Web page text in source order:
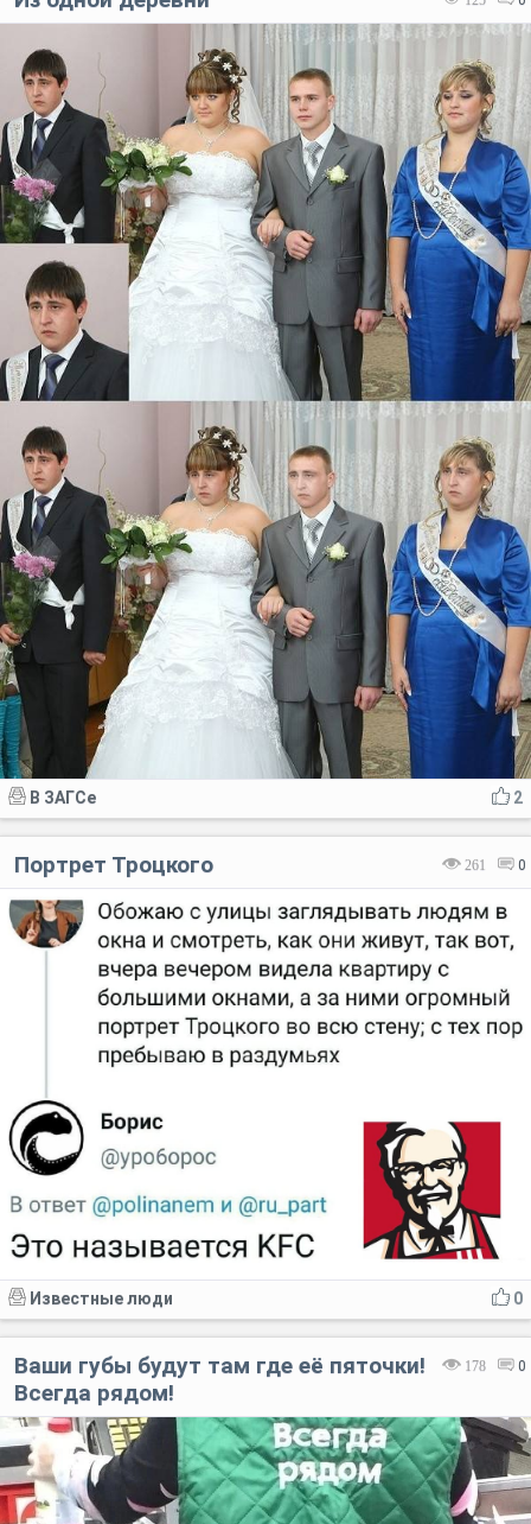
2
В ЗАГСе
261 0
Портрет Троцкого
0
Известные люди
178 0
Ваши губы будут там где eё пяточки!
Всегда рядом!